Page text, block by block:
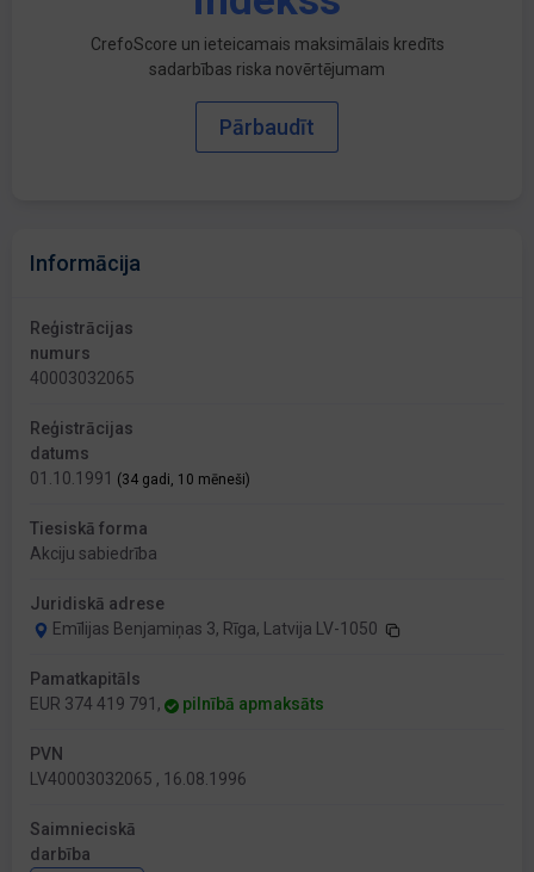
CrefoScore un ieteicamais maksimālais kredīts
sadarbības riska novērtējumam
Pārbaudīt
Informācija
Reģistrācijas
numurs
40003032065
Reģistrācijas
datums
01.10.1991 (34 gadi, 10 mēneši)
Tiesiskā forma
Akciju sabiedrība
Juridiskā adrese
Emīlijas Benjamiņas 3, Rīga, Latvija LV-1050
Pamatkapitāls
EUR 374 419 791,
pilnībā apmaksāts
PVN
LV40003032065 , 16.08.1996
Saimnieciskā
darbība